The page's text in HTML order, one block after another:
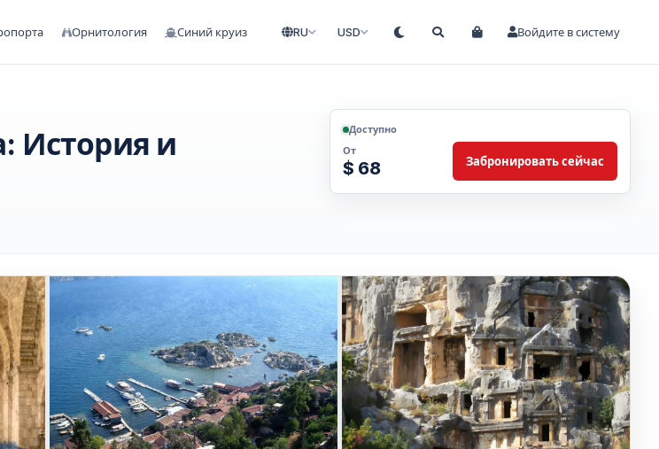
Орнитология Синий круиз RU USD Войдите в систему
История и
Доступно
От
$ 68 Забронировать сейчас